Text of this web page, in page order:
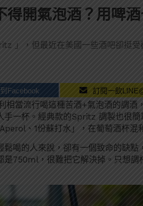
得開氣泡酒？用啤
」，但最近在美國一些酒吧卻挺受
Facebook 訂閱一飲
當流行喝這種苦酒+氣泡酒的調酒
手一杯。經典款的Spritz 調製也很
、1份蘇打水」，在葡萄酒杯混
鬆喝的人來說，卻有一個致命的缺點
是750ml，很難把它解決掉。只想